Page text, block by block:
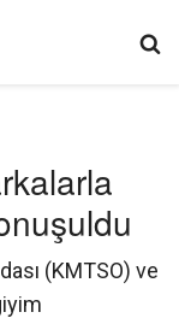
(KMTSO) ve